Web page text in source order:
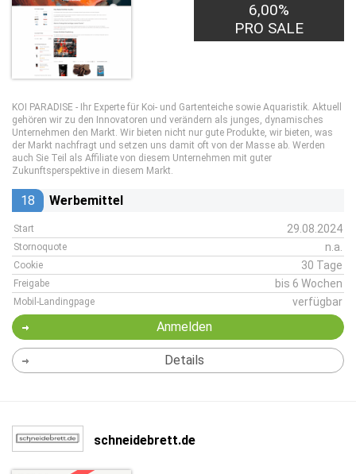
6,00%
PRO SALE
KOI PARADISE - Ihr Experte für Koi- und Gartenteiche sowie Aquaristik. Aktuell
gehören wir zu den Innovatoren und verändern als junges, dynamisches
Unternehmen den Markt. Wir bieten nicht nur gute Produkte, wir bieten, was
der Markt nachfragt und setzen uns damit oft von der Masse ab. Werden
auch Sie Teil als Affiliate von diesem Unternehmen mit guter
Zukunftsperspektive in diesem Markt.
18 Werbemittel
Start 29.08.2024
Stornoquote n.a.
Cookie 30 Tage
Freigabe bis 6 Wochen
Mobil-Landingpage verfügbar
Anmelden
Details
schneidebrett.de